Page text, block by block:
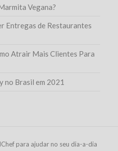
Vegana?
Entregas de Restaurantes
Atrair Mais Clientes Para
no Brasil em 2021
para ajudar no seu dia-a-dia